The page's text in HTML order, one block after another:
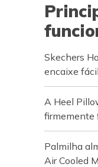
Skechers
encaixe fácil
A Heel
firmemente
Palmilha
Air Cooled